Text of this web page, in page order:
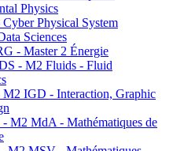
Physics
Physical System
Sciences
- Master 2 Énergie
- M2 Fluids - Fluid
IGD - Interaction, Graphic
M2 MdA - Mathématiques de